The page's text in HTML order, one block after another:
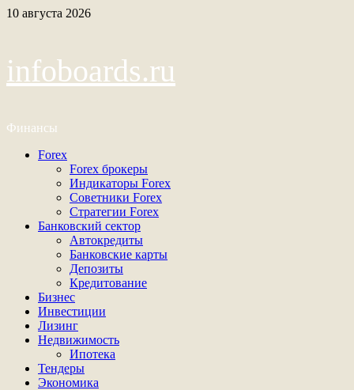
Перейти
10 августа 2026
infoboards.ru
Финансы
Основное
Forex
Forex брокеры
Индикаторы Forex
Советники Forex
Стратегии Forex
Банковский сектор
Автокредиты
Банковские карты
Депозиты
Кредитование
Бизнес
Инвестиции
Лизинг
Недвижимость
Ипотека
Тендеры
Экономика